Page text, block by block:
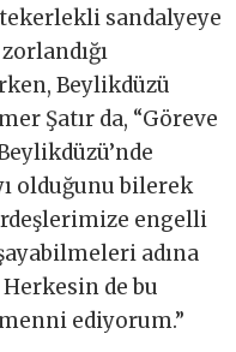
sandalyeye
Beylikdüzü
Şatır da, “Göreve
olduğunu bilerek
engelli
adına
de bu
ediyorum.”